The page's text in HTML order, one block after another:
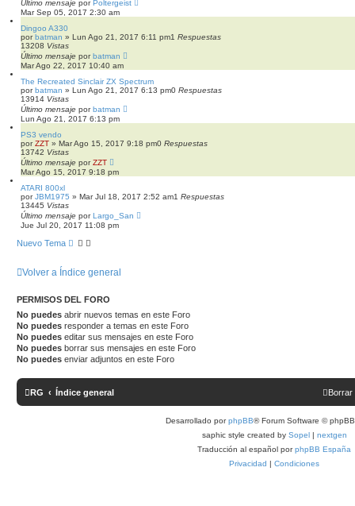
Último mensaje porPoltergeist
Mar Sep 05, 2017 2:30 am
Dingoo A330
porbatman » Lun Ago 21, 2017 6:11 pm1 Respuestas
13208 Vistas
Último mensaje porbatman
Mar Ago 22, 2017 10:40 am
The Recreated Sinclair ZX Spectrum
porbatman » Lun Ago 21, 2017 6:13 pm0 Respuestas
13914 Vistas
Último mensaje porbatman
Lun Ago 21, 2017 6:13 pm
PS3 vendo
porZZT » Mar Ago 15, 2017 9:18 pm0 Respuestas
13742 Vistas
Último mensaje porZZT
Mar Ago 15, 2017 9:18 pm
ATARI 800xl
porJBM1975 » Mar Jul 18, 2017 2:52 am1 Respuestas
13445 Vistas
Último mensaje porLargo_San
Jue Jul 20, 2017 11:08 pm
Nuevo Tema
Volver a Índice general
PERMISOS DEL FORO
No puedes abrir nuevos temas en este Foro
No puedes responder a temas en este Foro
No puedes editar sus mensajes en este Foro
No puedes borrar sus mensajes en este Foro
No puedes enviar adjuntos en este Foro
RG Índice general Borrar
Desarrollado porphpBB® Forum Software ©
saphic style created by Sopel| nextgen
Traducción al español porphpBB España
Privacidad | Condiciones